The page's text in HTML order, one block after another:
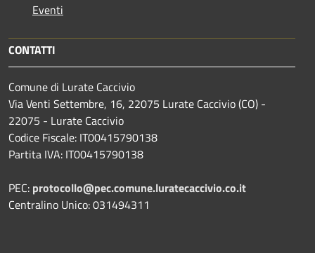
Eventi
CONTATTI
Comune di Lurate Caccivio
Via Venti Settembre, 16, 22075 Lurate Caccivio (CO) -
22075 - Lurate Caccivio
Codice Fiscale: IT00415790138
Partita IVA: IT00415790138
PEC: protocollo@pec.comune.luratecaccivio.co.it
Centralino Unico: 031494311